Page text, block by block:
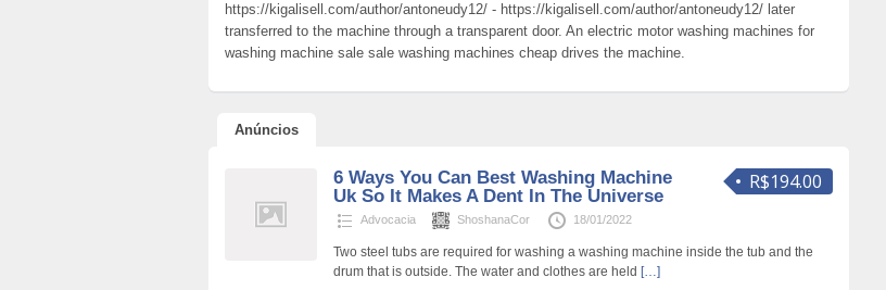
https://kigalisell.com/author/antoneudy12/ - https://kigalisell.com/author/antoneudy12/ later
transferred to the machine through a transparent door. An electric motor washing machines for
washing machine sale sale washing machines cheap drives the machine.
Anúncios
R$194.00
6 Ways You Can Best Washing Machine
Uk So It Makes A Dent In The Universe
Advocacia ShoshanaCor 18/01/2022
Two steel tubs are required for washing a washing machine inside the tub and the
drum that is outside. The water and clothes are held […]